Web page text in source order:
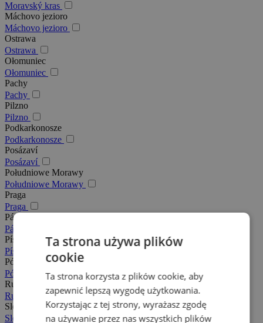
Moravský kras
Máchovo jezioro
Máchovo jezioro
Ostrawa
Ostrawa
Ołomuniec
Ołomuniec
Pachy
Pachy
Pilzno
Pilzno
Podkarkonosze
Podkarkonosze
Posázaví
Posázaví
Południowe Morawy
Południowe Morawy
Praga
Praga
Pálava
Pálava
Písek
Písek
Północne Morawy
Północne Morawy
Rudawy
Rudawy
Slovácko
Slovácko
Ta strona używa plików
cookie
Ta strona korzysta z plików cookie, aby
zapewnić lepszą wygodę użytkowania.
Korzystając z tej strony, wyrażasz zgodę
na używanie przez nas wszystkich plików